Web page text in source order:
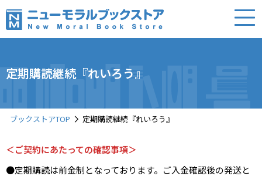
定期購読継続『れいろう』
ブックストアTOP 定期購読継続『れいろう』
＜ご契約にあたっての確認事項＞
●定期購読は前金制となっております。ご入金確認後の発送と